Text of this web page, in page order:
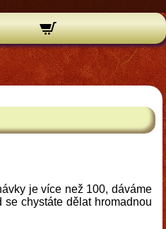
je více než 100, dáváme
chystáte dělat hromadnou